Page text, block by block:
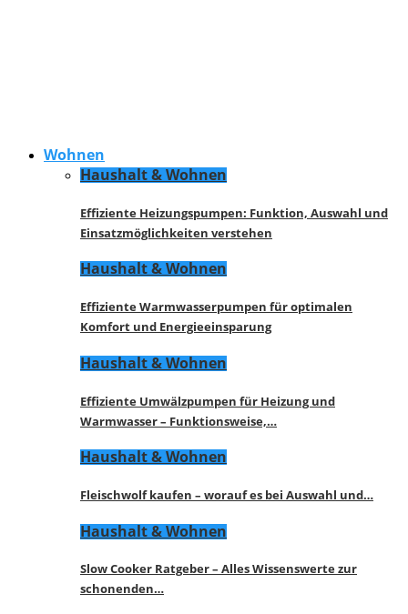
Wohnen
Haushalt & Wohnen
Effiziente Heizungspumpen: Funktion, Auswahl und
Einsatzmöglichkeiten verstehen
Haushalt & Wohnen
Effiziente Warmwasserpumpen für optimalen
Komfort und Energieeinsparung
Haushalt & Wohnen
Effiziente Umwälzpumpen für Heizung und
Warmwasser – Funktionsweise,…
Haushalt & Wohnen
Fleischwolf kaufen – worauf es bei Auswahl und…
Haushalt & Wohnen
Slow Cooker Ratgeber – Alles Wissenswerte zur
schonenden…